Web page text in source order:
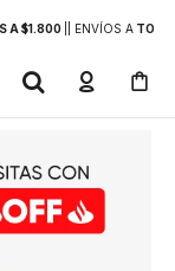
A $1.800 | ENVÍOS ATODO